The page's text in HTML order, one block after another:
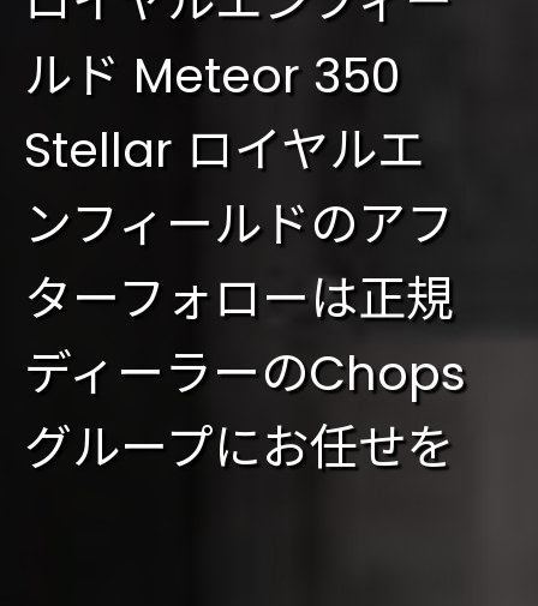
ルド Meteor 350
Stellar ロイヤルエ
ンフィールドのアフ
ターフォローは正規
ディーラーのChops
グループにお任せを